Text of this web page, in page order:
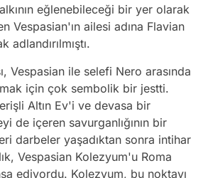
eğlenebileceği bir yer olarak
Vespasian'ın ailesi adına Flavian
Vespasian ile selefi Nero arasında
için çok sembolik bir jestti.
Altın Ev'i ve devasa bir
de içeren savurganlığının bir
darbeler yaşadıktan sonra intihar
Vespasian Kolezyum'u Roma
ediyordu. Kolezyum, bu noktayı